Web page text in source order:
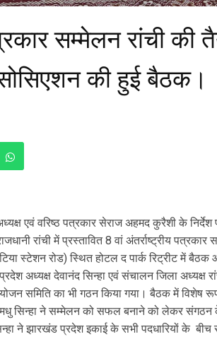
सम्मेलन रांची की
की हुई बैठक।
एवं वरिष्ठ पत्रकार सेराज अहमद कुरैशी के
रांची में प्रस्तावित 8 वां अंतर्राष्ट्रीय पत्रकार
स्टेशन रोड) स्थित होटल द पार्क रिट्रीट में
अध्यक्ष देवानंद सिन्हा एवं संचालन जिला अध्यक्ष
समिति का भी गठन किया गया। बैठक में विशेष
मधु सिन्हा ने सम्मेलन को सफल बनाने को लेकर संगठन
ने झारखंड प्रदेश इकाई के सभी पदधारियों के